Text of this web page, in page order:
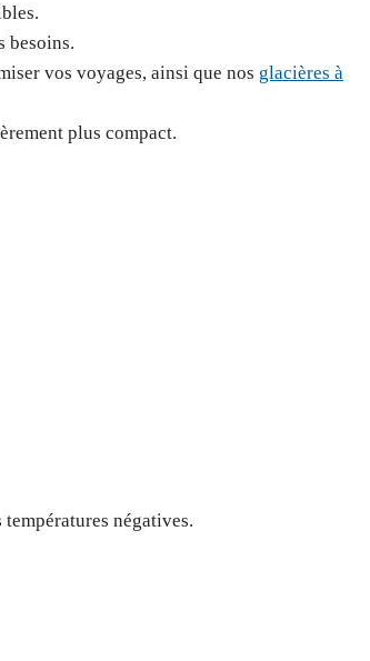
besoins.
vos voyages, ainsi que nos glacières à
plus compact.
négatives.